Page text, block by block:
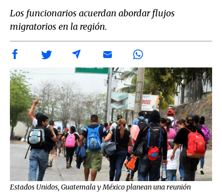
Los funcionarios acuerdan abordar flujos
migratorios en la región.
Estados Unidos, Guatemala y México planean una reunión